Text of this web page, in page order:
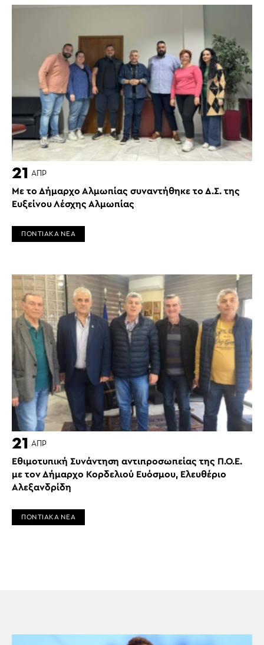
21 ΑΠΡ
Με το Δήμαρχο Αλμωπίας συναντήθηκε το Δ.Σ. της
Ευξείνου Λέσχης Αλμωπίας
ΠΟΝΤΙΑΚΑ ΝΕΑ
21 ΑΠΡ
Εθιμοτυπική Συνάντηση αντιπροσωπείας της Π.Ο.Ε.
με τον Δήμαρχο Κορδελιού Ευόσμου, Ελευθέριο
Αλεξανδρίδη
ΠΟΝΤΙΑΚΑ ΝΕΑ